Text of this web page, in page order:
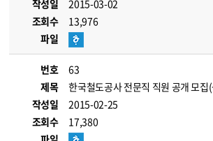
작성일
2015-03-02
조회수
13,976
파일
번호
63
제목
한국철도공사 전문직 직원 공개 모
작성일
2015-02-25
조회수
17,380